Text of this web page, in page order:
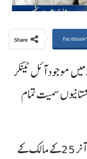
Share Facebook
موجود آئل ٹینکر
اغوا کو 40دن مکمل ہوگئے، تاہم 10پاکستانیوں سمیت تمام
سفارتی ذرائع کے مطابق صومالی حکومت آئل ٹینکر آنر 25کے مالک کے